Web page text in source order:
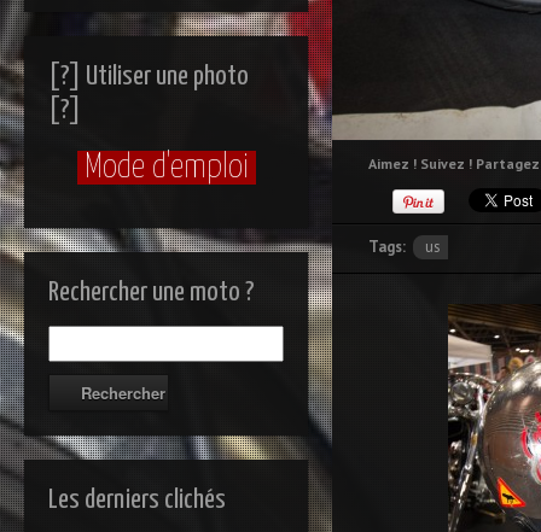
Aimez ! Suivez !
Tags: us
[?] Utiliser une photo
[?]
Mode d'emploi
Rechercher une moto ?
Les derniers clichés